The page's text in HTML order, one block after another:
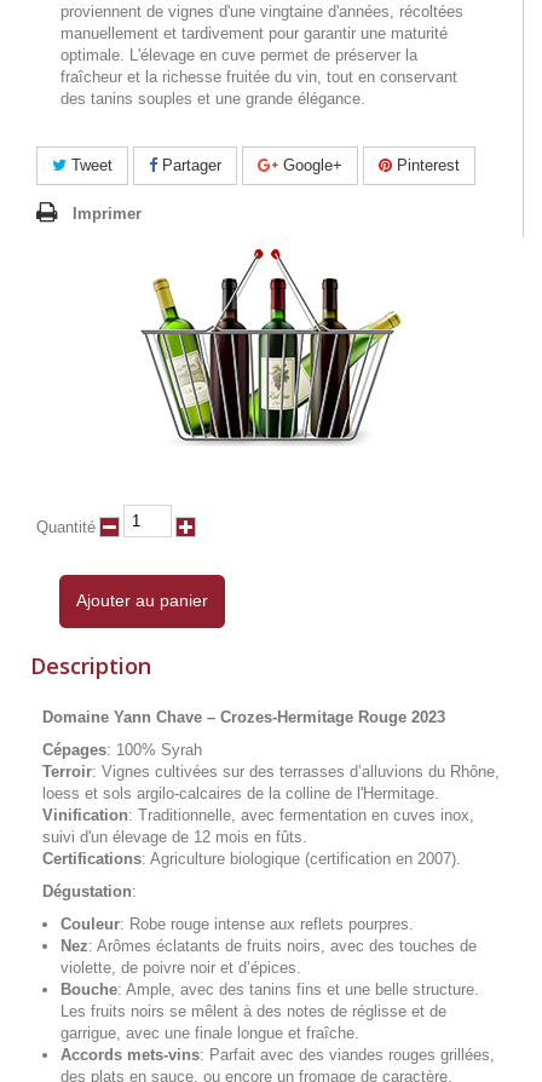
proviennent de vignes d'une vingtaine d'années, récoltées
manuellement et tardivement pour garantir une maturité
optimale. L'élevage en cuve permet de préserver la
fraîcheur et la richesse fruitée du vin, tout en conservant
des tanins souples et une grande élégance.
Tweet Partager Google+ Pinterest
Imprimer
Quantité
Ajouter au panier
Description
Domaine Yann Chave – Crozes-Hermitage Rouge 2023
Cépages: 100% Syrah
Terroir: Vignes cultivées sur des terrasses d’alluvions du Rhône,
loess et sols argilo-calcaires de la colline de l'Hermitage.
Vinification: Traditionnelle, avec fermentation en cuves inox,
suivi d'un élevage de 12 mois en fûts.
Certifications: Agriculture biologique (certification en 2007).
Dégustation:
Couleur: Robe rouge intense aux reflets pourpres.
Nez: Arômes éclatants de fruits noirs, avec des touches de
violette, de poivre noir et d’épices.
Bouche: Ample, avec des tanins fins et une belle structure.
Les fruits noirs se mêlent à des notes de réglisse et de
garrigue, avec une finale longue et fraîche.
Accords mets-vins: Parfait avec des viandes rouges grillées,
des plats en sauce, ou encore un fromage de caractère.